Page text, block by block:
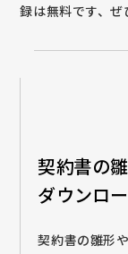
録は無料です、ぜ
契約書の
ダウンロ
契約書の雛形